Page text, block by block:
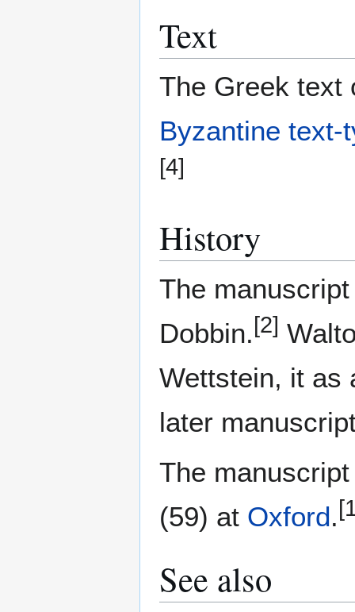
Text
The Greek text
Byzantine text-
[4]
History
The
Dobbin. [2]
Wettstein, it as
later
The
(59) at Oxford.
See also